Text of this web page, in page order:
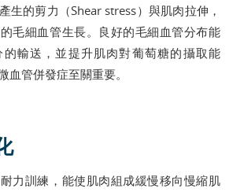
生的剪力（Shear stress）與肌肉拉伸，
毛細血管生長。良好的毛細血管分布能
輸送，並提升肌肉對葡萄糖的攝取能
血管併發症至關重要。
力訓練，能使肌肉組成緩慢移向慢縮肌